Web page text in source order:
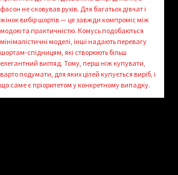
menu
фасон не сковував рухів. Для багатьох дівчат і
жінок вибір шортів — це завжди компроміс між
модою та практичністю. Комусь подобаються
мінімалістичні моделі, інші надають перевагу
шортам-спідницям, які створюють більш
елегантний вигляд. Тому, перш ніж купувати,
варто подумати, для яких цілей купується виріб, і
що саме є пріоритетом у конкретному випадку.